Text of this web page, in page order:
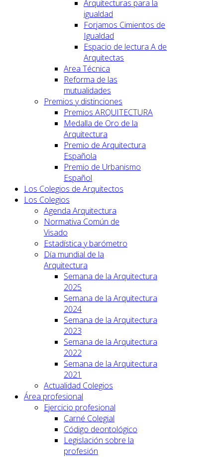
Arquitecturas para la
igualdad
Forjamos Cimientos de
Igualdad
Espacio de lectura A de
Arquitectas
Area Técnica
Reforma de las
mutualidades
Premios y distinciones
Premios ARQUITECTURA
Medalla de Oro de la
Arquitectura
Premio de Arquitectura
Española
Premio de Urbanismo
Español
Los Colegios de Arquitectos
Los Colegios
Agenda Arquitectura
Normativa Común de
Visado
Estadística y barómetro
Día mundial de la
Arquitectura
Semana de la Arquitectura
2025
Semana de la Arquitectura
2024
Semana de la Arquitectura
2023
Semana de la Arquitectura
2022
Semana de la Arquitectura
2021
Actualidad Colegios
Área profesional
Ejercicio profesional
Carné Colegial
Código deontológico
Legislación sobre la
profesión